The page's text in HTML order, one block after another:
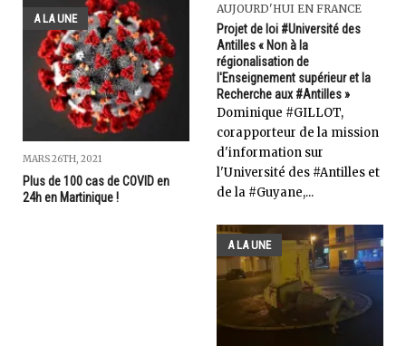
A LA UNE
MARS 26TH, 2021
Plus de 100 cas de COVID en
24h en Martinique !
AUJOURD'HUI EN FRANCE
Projet de loi #Université des
Antilles « Non à la
régionalisation de
l'Enseignement supérieur et la
Recherche aux #Antilles »
Dominique #GILLOT,
corapporteur de la mission
d'information sur
l'Université des #Antilles et
de la #Guyane,...
A LA UNE